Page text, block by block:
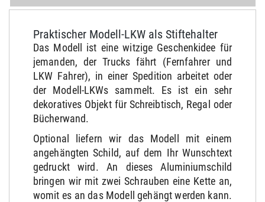
Praktischer Modell-LKW als Stiftehalter
Das Modell ist eine witzige Geschenkidee für
jemanden, der Trucks fährt (Fernfahrer und
LKW Fahrer), in einer Spedition arbeitet oder
der Modell-LKWs sammelt. Es ist ein sehr
dekoratives Objekt für Schreibtisch, Regal oder
Bücherwand.
Optional liefern wir das Modell mit einem
angehängten Schild, auf dem Ihr Wunschtext
gedruckt wird. An dieses Aluminiumschild
bringen wir mit zwei Schrauben eine Kette an,
womit es an das Modell gehängt werden kann.